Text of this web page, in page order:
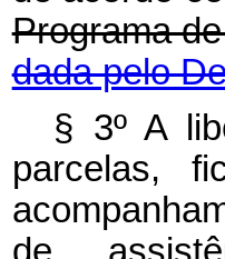
Programa
dada pelo
§ 3º A
parcelas,